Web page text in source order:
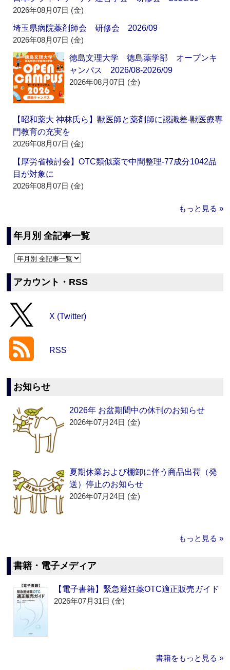
2026年08月07日 (金)
埼玉県病院薬剤師会 研修会 2026/09
2026年08月07日 (金)
徳島文理大学 徳島薬学部 オープンキ
ャンパス 2026/08-2026/09
2026年08月07日 (金)
【昭和薬大 神林氏ら】獣医師と薬剤師に認識差‐獣医療専
門教育の充実を
2026年08月07日 (金)
【厚労省検討会】OTC類似薬で中間整理‐77成分1042品
目が対象に
2026年08月07日 (金)
もっと見る »
年月別 全記事一覧
アカウント・RSS
X (Twitter)
RSS
お知らせ
2026年 お盆期間中の休刊のお知らせ
2026年07月24日 (金)
夏期休業および棚卸に伴う商品出荷（発
送）停止のお知らせ
2026年07月24日 (金)
もっと見る »
書籍・電子メディア
【電子書籍】緊急避妊薬OTC適正販売ガイド
2026年07月31日 (金)
書籍をもっと見る »